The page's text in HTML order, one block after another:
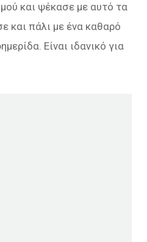
και ψέκασε με αυτό τα
και πάλι με ένα καθαρό
Είναι ιδανικό για